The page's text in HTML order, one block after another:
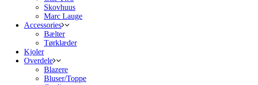
Skovhuus
Marc Lauge
Accessories
Bælter
Tørklæder
Kjoler
Overdele
Blazere
Bluser/Toppe